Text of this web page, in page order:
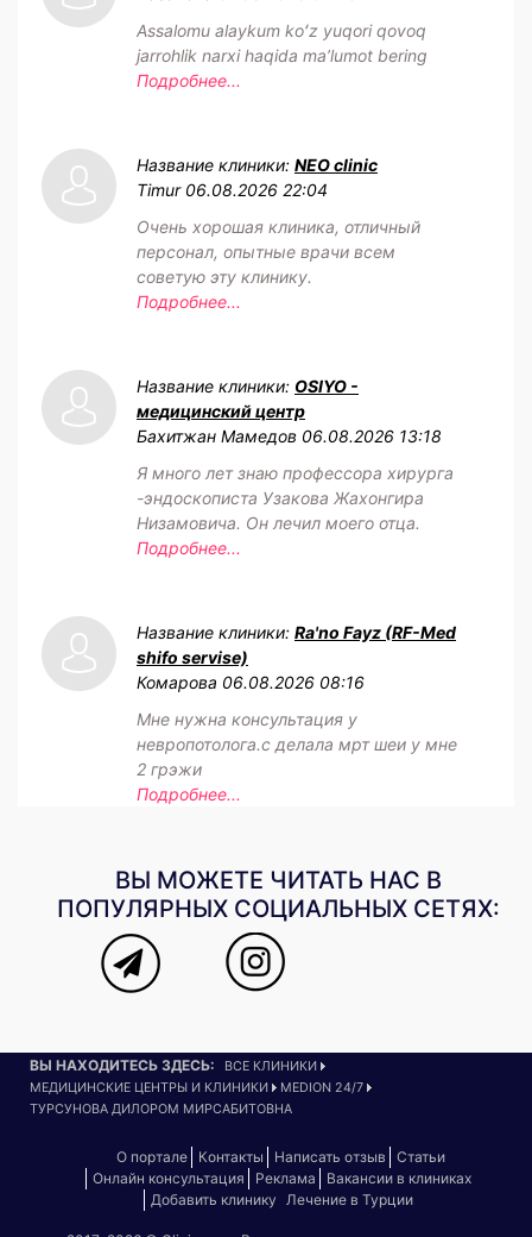
Assalomu alaykum koʻz yuqori qovoq
jarrohlik narxi haqida maʼlumot bering
Подробнее...
Название клиники: NEO clinic
Timur 06.08.2026 22:04
Очень хорошая клиника, отличный
персонал, опытные врачи всем
советую эту клинику.
Подробнее...
Название клиники: OSIYO -
медицинский центр
Бахитжан Мамедов 06.08.2026 13:18
Я много лет знаю профессора хирурга
-эндоскописта Узакова Жахонгира
Низамовича. Он лечил моего отца.
Подробнее...
Название клиники: Ra'no Fayz (RF-Med
shifo servise)
Комарова 06.08.2026 08:16
Мне нужна консультация у
невропотолога.с делала мрт шеи у мне
2 грэжи
Подробнее...
ВЫ МОЖЕТЕ ЧИТАТЬ НАС В
ПОПУЛЯРНЫХ СОЦИАЛЬНЫХ СЕТЯХ:
ВЫ НАХОДИТЕСЬ ЗДЕСЬ:
ВСЕ КЛИНИКИ
МЕДИЦИНСКИЕ ЦЕНТРЫ И КЛИНИКИ
MEDION 24/7
ТУРСУНОВА ДИЛОРОМ МИРСАБИТОВНА
О портале Контакты Написать отзыв
Статьи
Онлайн консультация
Реклама
Вакансии в клиниках
Добавить клинику
Лечение в Турции